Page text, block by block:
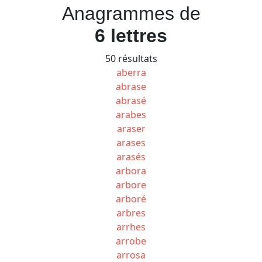
Anagrammes de
6 lettres
50 résultats
aberra
abrase
abrasé
arabes
araser
arases
arasés
arbora
arbore
arboré
arbres
arrhes
arrobe
arrosa